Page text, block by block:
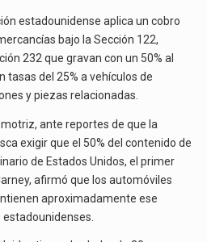
estadounidense aplica un cobro
bajo la Sección 122,
232 que gravan con un 50% al
tasas del 25% a vehículos de
y piezas relacionadas.
ante reportes de que la
exigir que el 50% del contenido de
de Estados Unidos, el primer
afirmó que los automóviles
aproximadamente ese